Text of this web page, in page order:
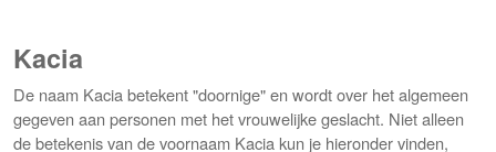
Kacia
De naam Kacia betekent "doornige" en wordt over het algemeen
gegeven aan personen met het vrouwelijke geslacht. Niet alleen
de betekenis van de voornaam Kacia kun je hieronder vinden,